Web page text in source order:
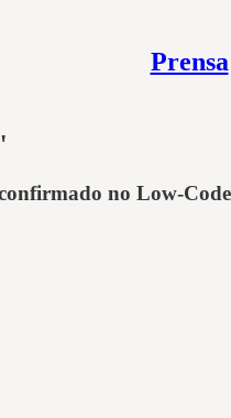
Prensa
no Low-